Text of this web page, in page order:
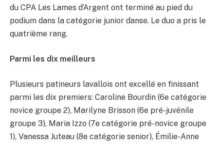
du CPA Les Lames d’Argent ont terminé au pied du
podium dans la catégorie junior danse. Le duo a pris le
quatrième rang.
Parmi les dix meilleurs
Plusieurs patineurs lavallois ont excellé en finissant
parmi les dix premiers: Caroline Bourdin (6e catégorie
novice groupe 2), Marilyne Brisson (6e pré-juvénile
groupe 3), Maria Izzo (7e catégorie pré-novice groupe
1), Vanessa Juteau (8e catégorie senior), Émilie-Anne